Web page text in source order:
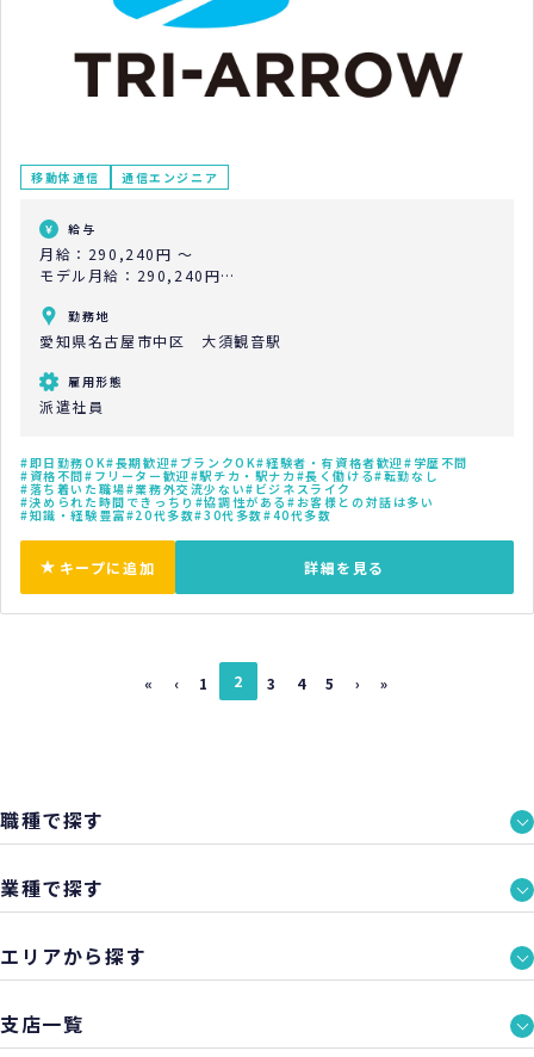
移動体通信 通信エンジニア
給与
月給：290,240円 ～
モデル月給：290,240円
勤務地
愛知県名古屋市中区 大須観音駅
雇用形態
派遣社員
即日勤務OK 長期歓迎 ブランクOK 経験者・有資格者歓迎 学歴不問
資格不問 フリーター歓迎 駅チカ・駅ナカ 長く働ける 転勤なし
落ち着いた職場 業務外交流少ない ビジネスライク
決められた時間できっちり 協調性がある お客様との対話は多い
知識・経験豊富 20代多数 30代多数 40代多数
キープに追加 詳細を見る
« ‹ 1 2 3 4 5 › »
職種で探す
業種で探す
エリアから探す
支店一覧